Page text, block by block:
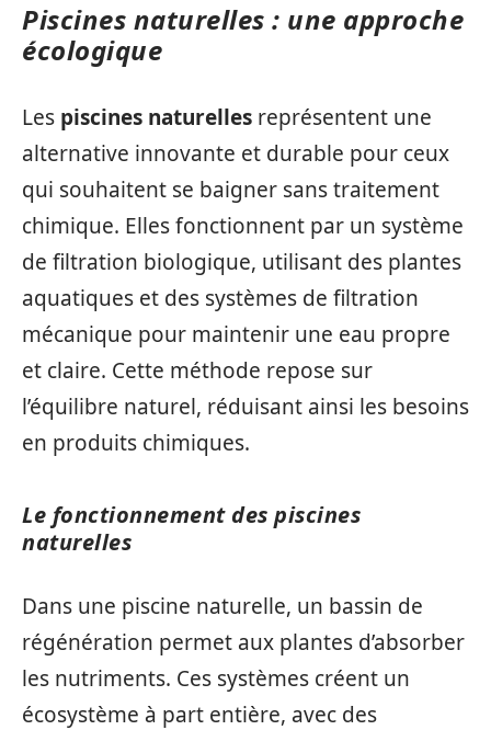
Piscines naturelles : une approche
écologique
Les piscines naturelles représentent une
alternative innovante et durable pour ceux
qui souhaitent se baigner sans traitement
chimique. Elles fonctionnent par un système
de filtration biologique, utilisant des plantes
aquatiques et des systèmes de filtration
mécanique pour maintenir une eau propre
et claire. Cette méthode repose sur
l’équilibre naturel, réduisant ainsi les besoins
en produits chimiques.
Le fonctionnement des piscines
naturelles
Dans une piscine naturelle, un bassin de
régénération permet aux plantes d’absorber
les nutriments. Ces systèmes créent un
écosystème à part entière, avec des